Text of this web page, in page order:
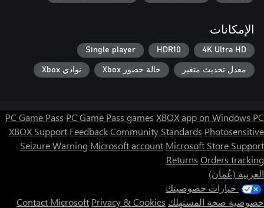
الإمكانات
4K Ultra HD
HDR10
Single player
معدل تحديث متغير حالة حضور Xbox نوادي Xbox
PC Game Pass PC Game Pass games XBOX app on Windows PC
XBOX Support FeedbackCommunity Standards Photosensitive
Seizure Warning Microsoft account Microsoft Store Support
Returns Orders tracking
العربية (عُمان)
خيارات خصوصيتك
خصوصية صحة المستهلك
Contact Microsoft Privacy & Cookies